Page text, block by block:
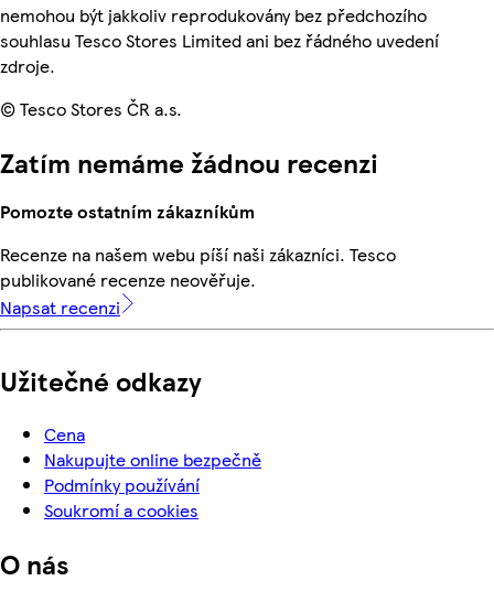
nemohou být jakkoliv reprodukovány bez předchozího
souhlasu Tesco Stores Limited ani bez řádného uvedení
zdroje.
© Tesco Stores ČR a.s.
Zatím nemáme žádnou recenzi
Pomozte ostatním zákazníkům
Recenze na našem webu píší naši zákazníci. Tesco
publikované recenze neověřuje.
Napsat recenzi
Užitečné odkazy
Cena
Nakupujte online bezpečně
Podmínky používání
Soukromí a cookies
O nás